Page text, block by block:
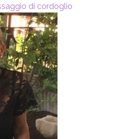
di cordoglio